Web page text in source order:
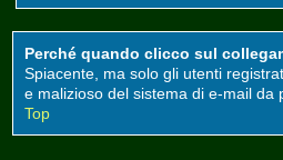
Perché quando clicco sul
Spiacente, ma solo gli utenti
e malizioso del sistema di e-mail da
Top